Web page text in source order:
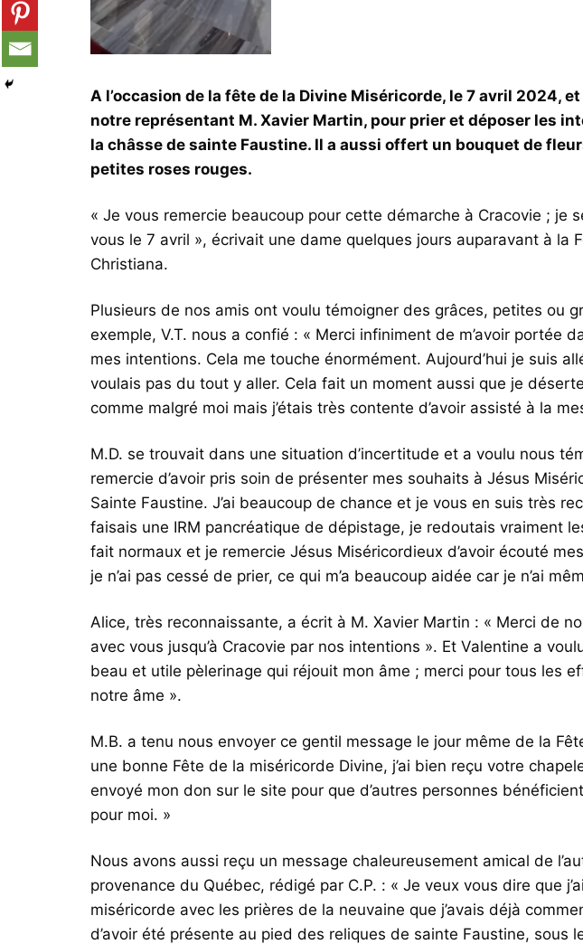
A l’occasion de la fête de la Divine Miséricorde, le 7 avril 2024,
notre représentant M. Xavier Martin, pour prier et déposer les
la châsse de sainte Faustine. Il a aussi offert un bouquet de
petites roses rouges.
« Je vous remercie beaucoup pour cette démarche à Cracovie ; je
vous le 7 avril », écrivait une dame quelques jours auparavant à la
Christiana.
Plusieurs de nos amis ont voulu témoigner des grâces, petites ou
exemple, V.T. nous a confié : « Merci infiniment de m’avoir portée
mes intentions. Cela me touche énormément. Aujourd’hui je suis
voulais pas du tout y aller. Cela fait un moment aussi que je déserte
comme malgré moi mais j’étais très contente d’avoir assisté à la
M.D. se trouvait dans une situation d’incertitude et a voulu nous
remercie d’avoir pris soin de présenter mes souhaits à Jésus
Sainte Faustine. J’ai beaucoup de chance et je vous en suis très
faisais une IRM pancréatique de dépistage, je redoutais vraiment
fait normaux et je remercie Jésus Miséricordieux d’avoir écouté
je n’ai pas cessé de prier, ce qui m’a beaucoup aidée car je n’ai
Alice, très reconnaissante, a écrit à M. Xavier Martin : « Merci de
avec vous jusqu’à Cracovie par nos intentions ». Et Valentine a
beau et utile pèlerinage qui réjouit mon âme ; merci pour tous les
notre âme ».
M.B. a tenu nous envoyer ce gentil message le jour même de la
une bonne Fête de la miséricorde Divine, j’ai bien reçu votre
envoyé mon don sur le site pour que d’autres personnes
pour moi. »
Nous avons aussi reçu un message chaleureusement amical de
provenance du Québec, rédigé par C.P. : « Je veux vous dire que
miséricorde avec les prières de la neuvaine que j’avais déjà
d’avoir été présente au pied des reliques de sainte Faustine, sous